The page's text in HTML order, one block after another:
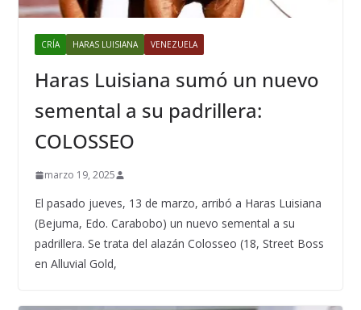
CRÍA HARAS LUISIANA VENEZUELA
Haras Luisiana sumó un nuevo
semental a su padrillera:
COLOSSEO
marzo 19, 2025
El pasado jueves, 13 de marzo, arribó a Haras Luisiana
(Bejuma, Edo. Carabobo) un nuevo semental a su
padrillera. Se trata del alazán Colosseo (18, Street Boss
en Alluvial Gold,